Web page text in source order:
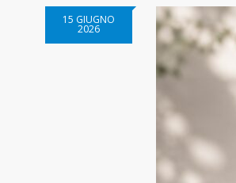
15 GIUGNO
2026